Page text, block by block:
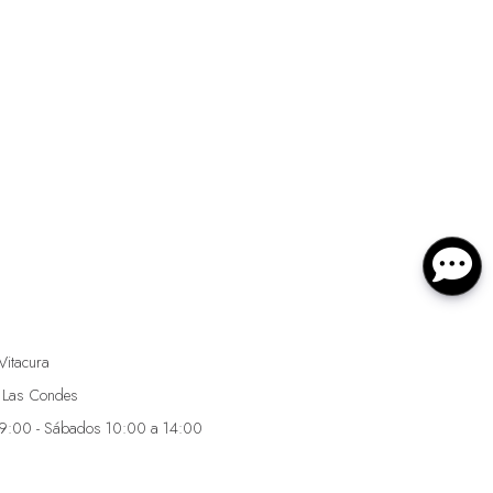
Condes
- Sábados 10:00 a 14:00